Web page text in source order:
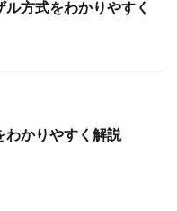
方式をわかりやすく
わかりやすく解説